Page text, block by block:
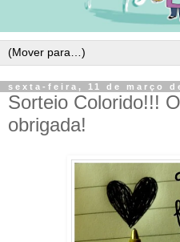
sexta-feira, 11 de março
Sorteio Colorido!!!
obrigada!